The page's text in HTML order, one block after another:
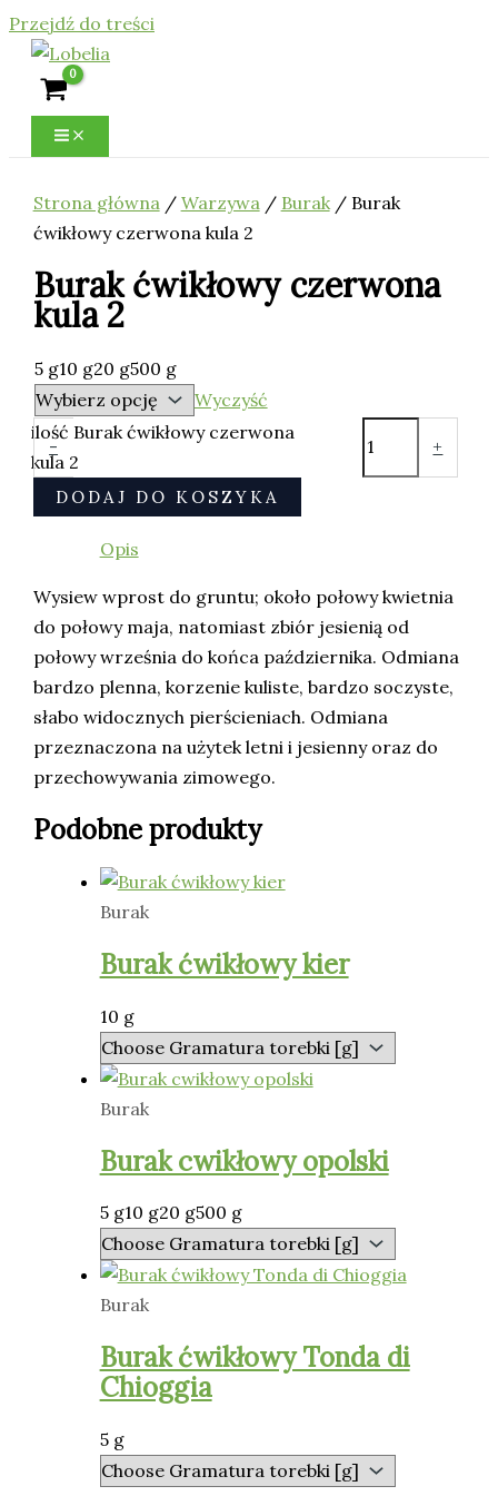
Przejdź do treści
Strona główna / Warzywa / Burak/ Burak
ćwikłowy czerwona kula 2
Burak ćwikłowy czerwona
kula 2
5 g10 g20 g500 g
Wyczyść
-
ilość Burak ćwikłowy czerwona
kula 2
+
DODAJ DO KOSZYKA
Opis
Wysiew wprost do gruntu; około połowy kwietnia
do połowy maja, natomiast zbiór jesienią od
połowy września do końca października. Odmiana
bardzo plenna, korzenie kuliste, bardzo soczyste,
słabo widocznych pierścieniach. Odmiana
przeznaczona na użytek letni i jesienny oraz do
przechowywania zimowego.
Podobne produkty
Burak
Burak ćwikłowy kier
10 g
Burak
Burak cwikłowy opolski
5 g10 g20 g500 g
Burak
Burak ćwikłowy Tonda di
Chioggia
5 g